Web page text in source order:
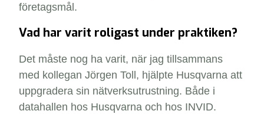
företagsmål.
Vad har varit roligast under praktiken?
Det måste nog ha varit, när jag tillsammans
med kollegan Jörgen Toll, hjälpte Husqvarna att
uppgradera sin nätverksutrustning. Både i
datahallen hos Husqvarna och hos INVID.